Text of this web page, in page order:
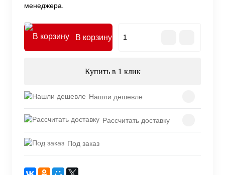
менеджера.
В корзину
Купить в 1 клик
Нашли дешевле
Рассчитать доставку
Под заказ